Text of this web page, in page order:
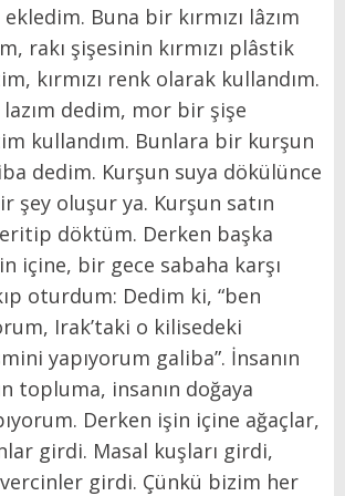
Buna bir kırmızı lâzım
rakı şişesinin kırmızı plâstik
kırmızı renk olarak kullandım.
dedim, mor bir şişe
kullandım. Bunlara bir kurşun
dedim. Kurşun suya dökülünce
şey oluşur ya. Kurşun satın
döktüm. Derken başka
içine, bir gece sabaha karşı
oturdum: Dedim ki, “ben
Irak’taki o kilisedeki
yapıyorum galiba”. İnsanın
topluma, insanın doğaya
Derken işin içine ağaçlar,
girdi. Masal kuşları girdi,
girdi. Çünkü bizim her